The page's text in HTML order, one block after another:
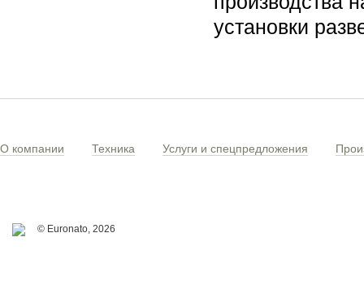
установки
О компании Техника Услуги и спецпредложения
© Euronato, 2026